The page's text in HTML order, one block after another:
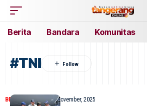
Berita Bandara Komunitas
#TNI
BERITA NASIONAL4 November, 2025